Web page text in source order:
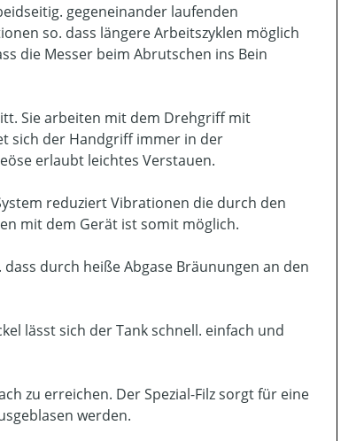
gegeneinander laufenden
so. dass längere Arbeitszyklen möglich
die Messer beim Abrutschen ins Bein
Sie arbeiten mit dem Drehgriff mit
sich der Handgriff immer in der
erlaubt leichtes Verstauen.
reduziert Vibrationen die durch den
mit dem Gerät ist somit möglich.
durch heiße Abgase Bräunungen an den
lässt sich der Tank schnell. einfach und
zu erreichen. Der Spezial-Filz sorgt für eine
werden.